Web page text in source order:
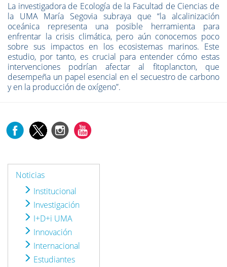
La investigadora de Ecología de la Facultad de Ciencias de
la UMA María Segovia subraya que “la alcalinización
oceánica representa una posible herramienta para
enfrentar la crisis climática, pero aún conocemos poco
sobre sus impactos en los ecosistemas marinos. Este
estudio, por tanto, es crucial para entender cómo estas
intervenciones podrían afectar al fitoplancton, que
desempeña un papel esencial en el secuestro de carbono
y en la producción de oxígeno”.
Noticias
Institucional
Investigación
I+D+i UMA
Innovación
Internacional
Estudiantes